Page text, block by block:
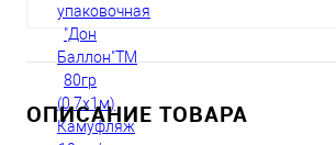
ОПИСАНИЕ ТОВАРА